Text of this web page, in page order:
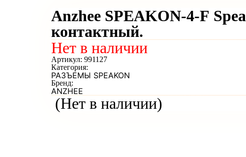
Anzhee SPEAKON-4-F
контактный.
(Нет в наличии)
Нет в наличии
Артикул: 991127
Категория:
РАЗЪЕМЫ SPEAKON
Бренд:
ANZHEE